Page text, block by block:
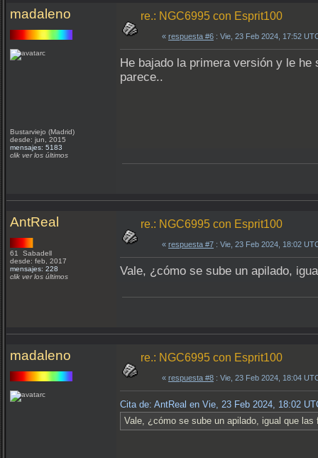
madaleno
Bustarviejo (Madrid)
desde: jun, 2015
mensajes: 5183
clik ver los últimos
re.: NGC6995 con Esprit100
« respuesta #6 : Vie, 23 Feb 2024, 17:52
He bajado la primera versión y le
parece..
AntReal
61 Sabadell
desde: feb, 2017
mensajes: 228
clik ver los últimos
re.: NGC6995 con Esprit100
« respuesta #7 : Vie, 23 Feb 2024, 18:02
Vale, ¿cómo se sube un apilado,
madaleno re.: NGC6995 con Esprit100
« respuesta #8 : Vie, 23 Feb 2024, 18:04
Cita de: AntReal en Vie, 23 Feb 2024, 18:02
Vale, ¿cómo se sube un apilado, igual que las